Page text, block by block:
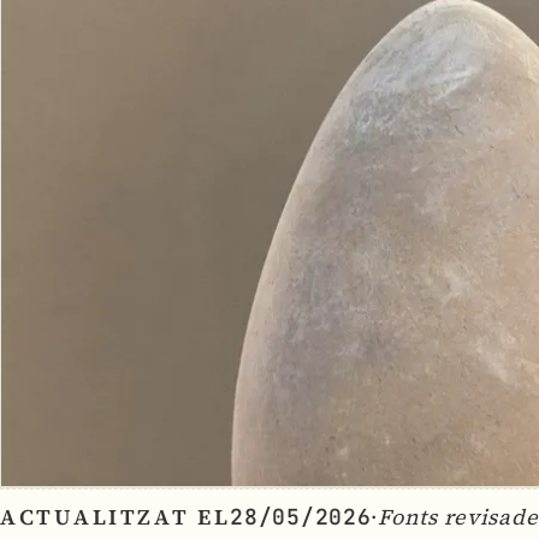
ACTUALITZAT EL28/05/2026·Fonts